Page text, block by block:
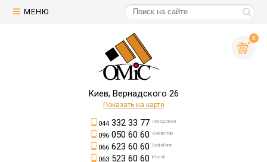
МЕНЮ
0
Киев, Вернадского 26
Показать на карте
044332 33 77 Городской
096050 60 60 Киевстар
066623 60 60 Vodafone
063523 60 60 lifecell